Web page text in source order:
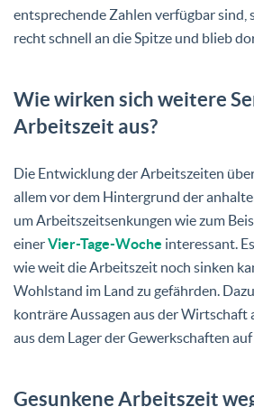
entsprechende Zahlen verfügbar sind,
recht schnell an die Spitze und blieb
Wie wirken sich weitere
Arbeitszeit aus?
Die Entwicklung der Arbeitszeiten
allem vor dem Hintergrund der
um Arbeitszeitsenkungen wie zum
einerVier-Tage-Woche interessant.
wie weit die Arbeitszeit noch sinken
Wohlstand im Land zu gefährden.
konträre Aussagen aus der Wirtschaft
aus dem Lager der Gewerkschaften
Gesunkene Arbeitszeit